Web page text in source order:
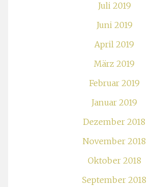
Juli 2019
Juni 2019
April 2019
März 2019
Februar 2019
Januar 2019
Dezember 2018
November 2018
Oktober 2018
September 2018